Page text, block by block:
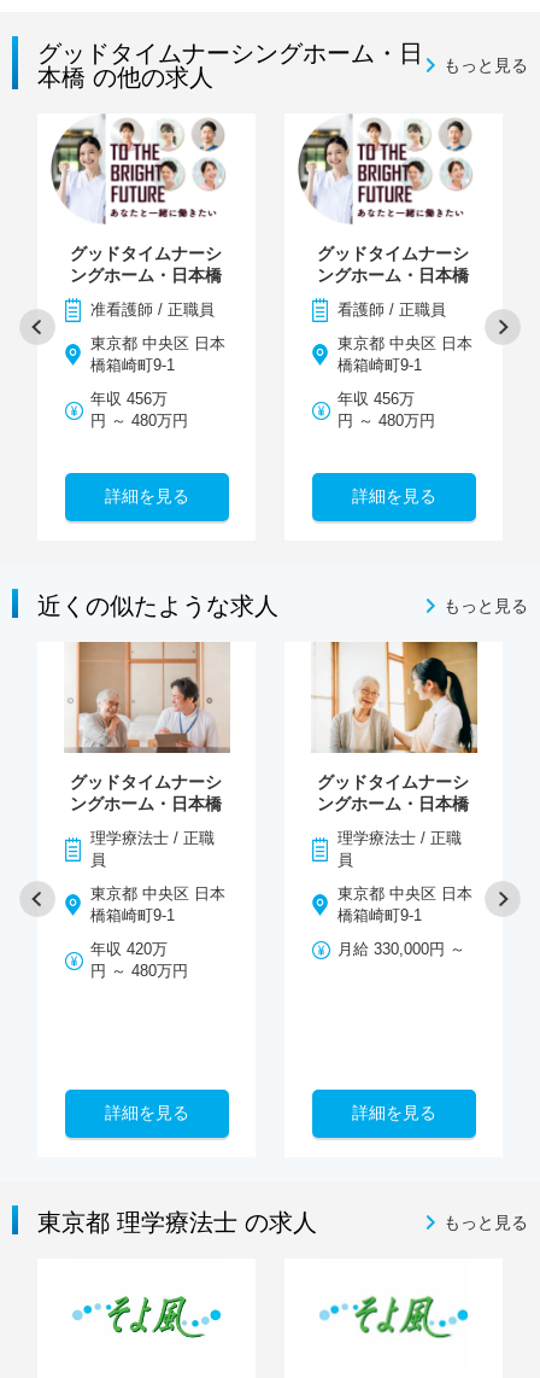
グッドタイムナーシングホーム・日
本橋 の他の求人
もっと見る
グッドタイムナーシ
ングホーム・日本橋
准看護師 / 正職員
東京都 中央区 日本
橋箱崎町9-1
年収 456万
円 ～ 480万円
詳細を見る
グッドタイムナーシ
ングホーム・日本橋
看護師 / 正職員
東京都 中央区 日本
橋箱崎町9-1
年収 456万
円 ～ 480万円
詳細を見る
近くの似たような求人 もっと見る
グッドタイムナーシ
ングホーム・日本橋
理学療法士 / 正職
員
東京都 中央区 日本
橋箱崎町9-1
年収 420万
円 ～ 480万円
詳細を見る
グッドタイムナーシ
ングホーム・日本橋
理学療法士 / 正職
員
東京都 中央区 日本
橋箱崎町9-1
月給 330,000円 ～
詳細を見る
東京都 理学療法士 の求人 もっと見る